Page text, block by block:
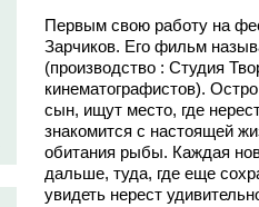
Первым свою работу на
Зарчиков. Его фильм
(производство : Студия
кинематографистов).
сын, ищут место, где
знакомится с настоящей
обитания рыбы. Каждая
дальше, туда, где еще
увидеть нерест